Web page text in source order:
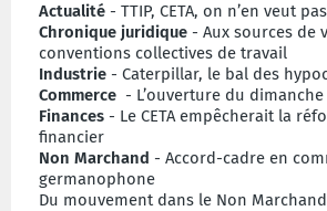
Actualité - TTIP, CETA, on n’en veut
Chronique juridique - Aux sources de
conventions collectives de travail
Industrie - Caterpillar, le bal des
Commerce - L’ouverture du
Finances - Le CETA empêcherait la
financier
Non Marchand - Accord-cadre en
germanophone
Du mouvement dans le Non Marchand